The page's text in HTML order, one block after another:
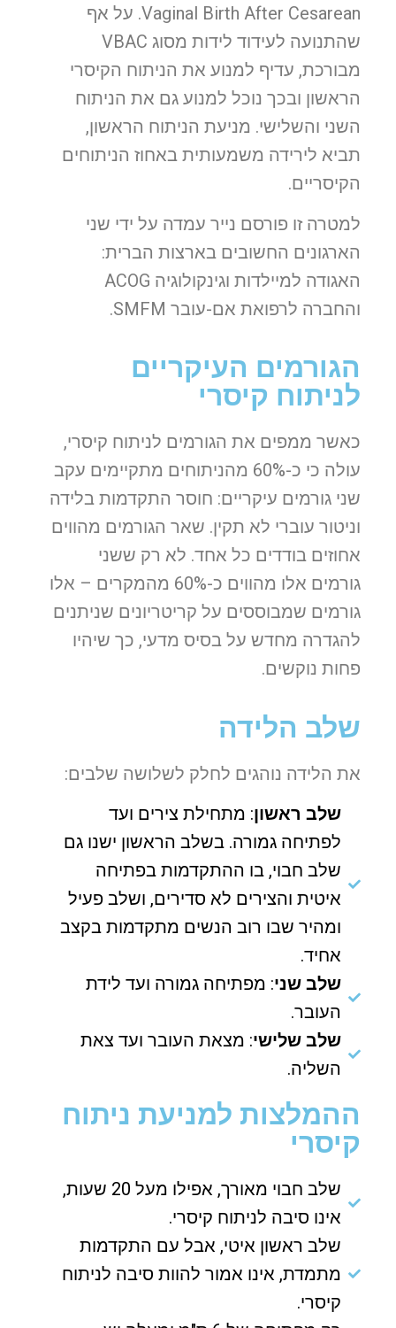
Vaginal Birth After Cesarean. על אף
שהתנועה לעידוד לידות מסוג VBAC
מבורכת, עדיף למנוע את הניתוח הקיסרי
הראשון ובכך נוכל למנוע גם את הניתוח
השני והשלישי. מניעת הניתוח הראשון,
תביא לירידה משמעותית באחוז הניתוחים
הקיסריים.
למטרה זו פורסם נייר עמדה על ידי שני
הארגונים החשובים בארצות הברית:
האגודה למיילדות וגינקולוגיה ACOG
והחברה לרפואת אם-עובר SMFM.
הגורמים העיקריים
לניתוח קיסרי
כאשר ממפים את הגורמים לניתוח קיסרי,
עולה כי כ-60% מהניתוחים מתקיימים עקב
שני גורמים עיקריים: חוסר התקדמות בלידה
וניטור עוברי לא תקין. שאר הגורמים מהווים
אחוזים בודדים כל אחד. לא רק ששני
גורמים אלו מהווים כ-60% מהמקרים – אלו
גורמים שמבוססים על קריטריונים שניתנים
להגדרה מחדש על בסיס מדעי, כך שיהיו
פחות נוקשים.
שלב הלידה
את הלידה נוהגים לחלק לשלושה שלבים:
שלב ראשון: מתחילת צירים ועד
לפתיחה גמורה. בשלב הראשון ישנו גם
שלב חבוי, בו ההתקדמות בפתיחה
איטית והצירים לא סדירים, ושלב פעיל
ומהיר שבו רוב הנשים מתקדמות בקצב
אחיד.
שלב שני: מפתיחה גמורה ועד לידת
העובר.
שלב שלישי: מצאת העובר ועד צאת
השליה.
ההמלצות למניעת ניתוח
קיסרי
שלב חבוי מאורך, אפילו מעל 20 שעות,
אינו סיבה לניתוח קיסרי.
שלב ראשון איטי, אבל עם התקדמות
מתמדת, אינו אמור להוות סיבה לניתוח
קיסרי.